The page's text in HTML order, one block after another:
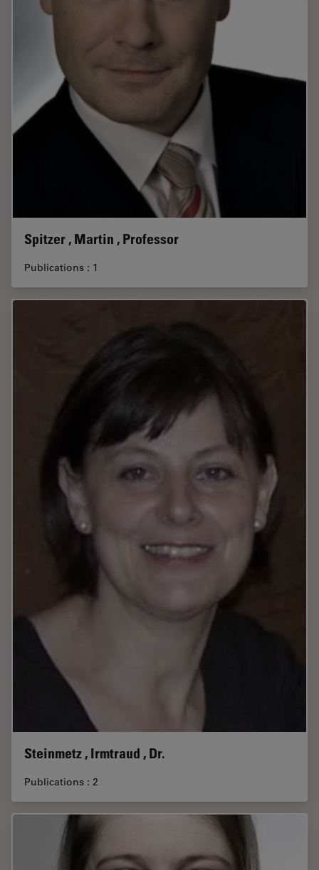
Spitzer , Martin , Professor
Publications : 1
Steinmetz , Irmtraud , Dr.
Publications : 2